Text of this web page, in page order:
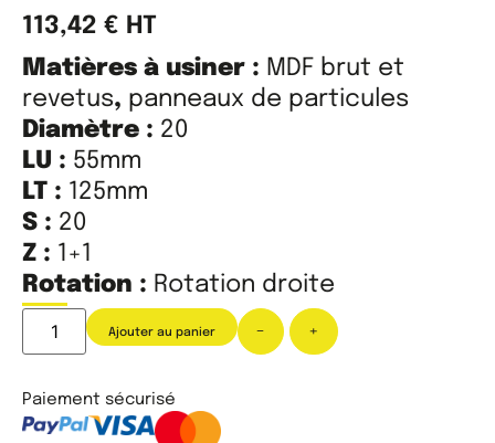
113,42 € HT
Matières à usiner : MDF brut et
revetus, panneaux de particules
Diamètre : 20
LU : 55mm
LT : 125mm
S : 20
Z : 1+1
Rotation : Rotation droite
- +
Ajouter au panier
Paiement sécurisé